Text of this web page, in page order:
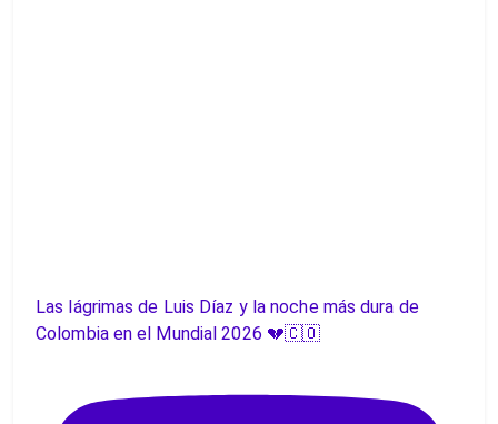
Las lágrimas de Luis Díaz y la noche más dura de
Colombia en el Mundial 2026 💔🇨🇴